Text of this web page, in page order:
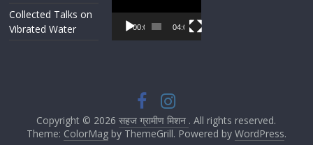
Collected Talks on
Vibrated Water
Player
00:00 04:07
Copyright © 2026सहज ग्रामीण मिशन . All rights reserved.
Theme: ColorMagby ThemeGrill. Powered by WordPress.